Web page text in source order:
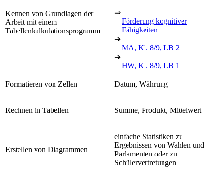
Kennen von Grundlagen der
Arbeit mit einem
Tabellenkalkulationsprogramm
⇒
Förderung kognitiver
Fähigkeiten
➔
MA, Kl. 8/9, LB 2
➔
HW, Kl. 8/9, LB 1
Formatieren von Zellen Datum, Währung
Rechnen in Tabellen Summe, Produkt, Mittelwert
Erstellen von Diagrammen
einfache Statistiken zu
Ergebnissen von Wahlen und
Parlamenten oder zu
Schülervertretungen